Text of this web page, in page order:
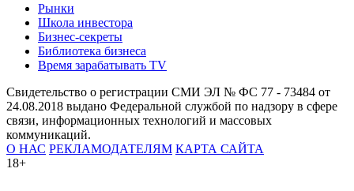
Рынки
Школа инвестора
Бизнес-секреты
Библиотека бизнеса
Время зарабатывать TV
Свидетельство о регистрации СМИ ЭЛ № ФС 77 - 73484 от
24.08.2018 выдано Федеральной службой по надзору в сфере
связи, информационных технологий и массовых
коммуникаций.
О НАС РЕКЛАМОДАТЕЛЯМ КАРТА САЙТА
18+